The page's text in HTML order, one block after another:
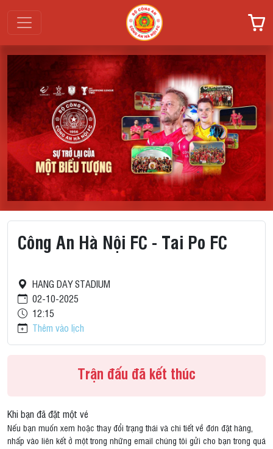
Công An Hà Nội FC - Tai Po FC
HANG DAY STADIUM
02-10-2025
12:15
Thêm vào lịch
Trận đấu đã kết thúc
Khi bạn đã đặt một vé
Nếu bạn muốn xem hoặc thay đổi trạng thái và chi tiết về đơn đặt hàng,
nhấp vào liên kết ở một trong những email chúng tôi gửi cho bạn trong quá